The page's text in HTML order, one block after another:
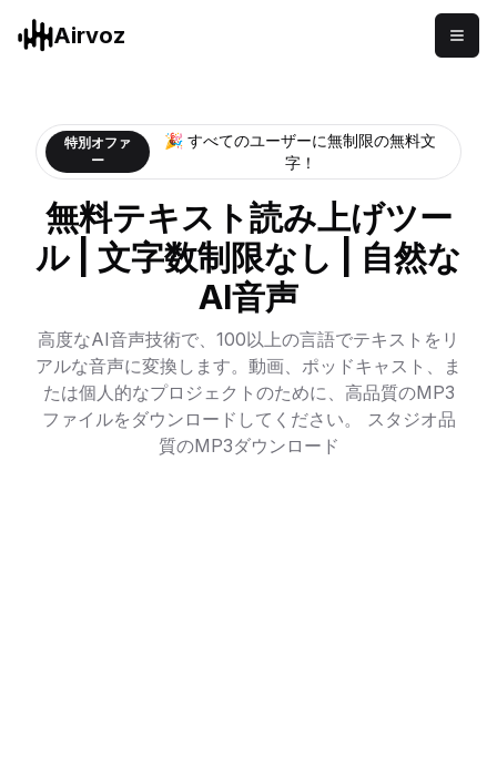
Airvoz
特別オファ
ー
🎉 すべてのユーザーに無制限の無料文
字！
無料テキスト読み上げツー
ル | 文字数制限なし | 自然な
AI音声
高度なAI音声技術で、100以上の言語でテキストをリ
アルな音声に変換します。動画、ポッドキャスト、ま
たは個人的なプロジェクトのために、高品質のMP3
ファイルをダウンロードしてください。 スタジオ品
質のMP3ダウンロード